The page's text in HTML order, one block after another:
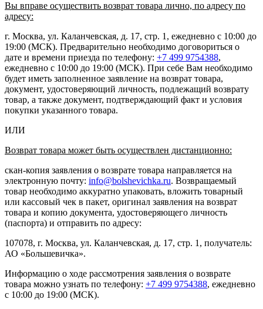
Вы вправе осуществить возврат товара лично, по адресу по
адресу:
г. Москва, ул. Каланчевская, д. 17, стр. 1, ежедневно с 10:00 до
19:00 (МСК). Предварительно необходимо договориться о
дате и времени приезда по телефону: +7 499 9754388,
ежедневно с 10:00 до 19:00 (МСК). При себе Вам необходимо
будет иметь заполненное заявление на возврат товара,
документ, удостоверяющий личность, подлежащий возврату
товар, а также документ, подтверждающий факт и условия
покупки указанного товара.
ИЛИ
Возврат товара может быть осуществлен дистанционно:
скан-копия заявления о возврате товара направляется на
электронную почту: info@bolshevichka.ru. Возвращаемый
товар необходимо аккуратно упаковать, вложить товарный
или кассовый чек в пакет, оригинал заявления на возврат
товара и копию документа, удостоверяющего личность
(паспорта) и отправить по адресу:
107078, г. Москва, ул. Каланчевская, д. 17, стр. 1, получатель:
АО «Большевичка».
Информацию о ходе рассмотрения заявления о возврате
товара можно узнать по телефону: +7 499 9754388, ежедневно
с 10:00 до 19:00 (МСК).